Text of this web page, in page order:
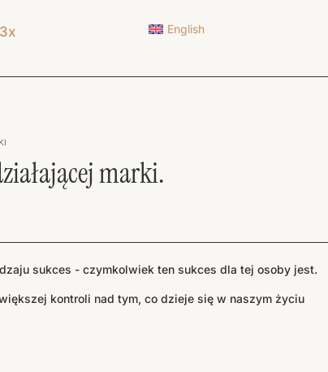
English
marki.
sukces - czymkolwiek ten sukces dla tej osoby jest.
kontroli nad tym, co dzieje się w naszym życiu